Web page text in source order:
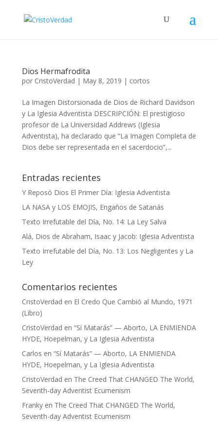
Dios Hermafrodita
por CristoVerdad | May 8, 2019 | cortos
La Imagen Distorsionada de Dios de Richard Davidson
y La Iglesia Adventista DESCRIPCIÓN: El prestigioso
profesor de La Universidad Addrews (Iglesia
Adventista), ha declarado que “La Imagen Completa de
Dios debe ser representada en el sacerdocio”,...
Entradas recientes
Y Reposó Dios El Primer Día: Iglesia Adventista
LA NASA y LOS EMOJIS, Engaños de Satanás
Texto Irrefutable del Día, No. 14: La Ley Salva
Alá, Dios de Abraham, Isaac y Jacob: Iglesia Adventista
Texto Irrefutable del Día, No. 13: Los Negligentes y La
Ley
Comentarios recientes
CristoVerdad en El Credo Que Cambió al Mundo, 1971
(Libro)
CristoVerdad en “Sí Matarás” — Aborto, LA ENMIENDA
HYDE, Hoepelman, y La Iglesia Adventista
Carlos en “Sí Matarás” — Aborto, LA ENMIENDA
HYDE, Hoepelman, y La Iglesia Adventista
CristoVerdad en The Creed That CHANGED The World,
Seventh-day Adventist Ecumenism
Frankyen The Creed That CHANGED The World,
Seventh-day Adventist Ecumenism